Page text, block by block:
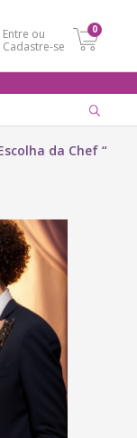
Entre ou
Cadastre-se
0
da Chef “